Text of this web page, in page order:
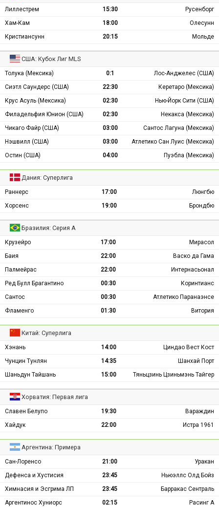
Лиллестрем 15:30
Русенборг
Хам-Кам
18:00
Олесунн
Кристиансунн
20:15 Мольде
США: Кубок Лиг MLS
Толука (Мексика) 0:1
Лос-Анджелес (США)
Сиэтл Саундерс (США)
22:30
Керетаро (Мексика)
Крус Асуль (Мексика)
02:30
Нью-Йорк Сити (США)
Филадельфия Юнион (США)
02:30
Некакса (Мексика)
Чикаго Файр (США)
03:00
Сантос Лагуна (Мексика)
Нэшвилл (США)
03:00
Атлетико Сан Луис (Мексика)
Остин (США)
04:00 Пуэбла (Мексика)
Дания: Суперлига
Раннерс 17:00
Люнгбю
Хорсенс
19:00 Брондбю
Бразилия: Серия А
Крузейро 17:00
Мирасол
Баия
22:00
Васко да Гама
Палмейрас
22:00
Интернасьонал
Ред Булл Брагантино
00:30
Коринтианс
Сантос
00:30
Атлетико Паранаэнсе
Фламенго
01:30 Витория
Китай: Суперлига
Хэнань 14:00
Циндао Вест Кост
Чунцин Тунлян
14:35
Шанхай Порт
Шаньдун Тайшань
15:00 Тяньцзинь Цзиньмэнь Тайгер
Хорватия: Первая лига
Славен Белупо 19:30
Вараждин
Хайдук
22:00 Истра 1961
Аргентина: Примера
Сан-Лоренсо 21:00
Уракан
Дефенса и Хустисия
23:45
Ньюэллс Олд Бойз
Химнасия и Эсгрима ЛП
23:45
Барракас Сентраль
Аргентинос Хуниорс
02:15 Расинг А